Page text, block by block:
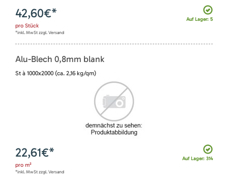
Auf Lager: 5
42,60€*
pro Stück
*inkl. MwSt zzgl. Versand
Alu-Blech 0,8mm blank
St à 1000x2000 (ca. 2,16 kg/qm)
Auf Lager: 314
22,61€*
pro m²
*inkl. MwSt zzgl. Versand